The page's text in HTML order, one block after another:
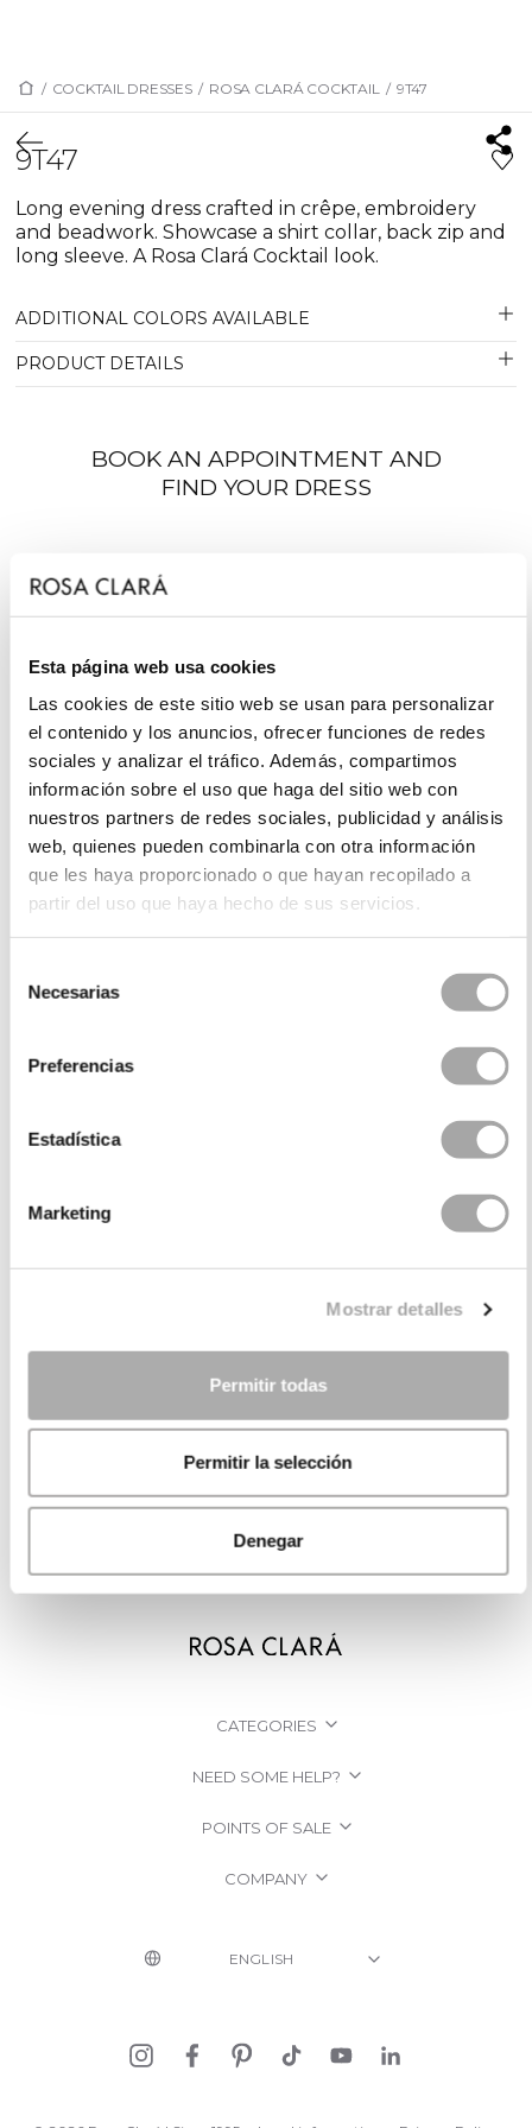
Esta página web usa cookies
Las cookies de este sitio web se usan para personalizar
el contenido y los anuncios, ofrecer funciones de redes
sociales y analizar el tráfico. Además, compartimos
información sobre el uso que haga del sitio web con
nuestros partners de redes sociales, publicidad y análisis
web, quienes pueden combinarla con otra información
que les haya proporcionado o que hayan recopilado a
partir del uso que haya hecho de sus servicios.
Necesarias
Preferencias
Estadística
Marketing
Mostrar detalles
Permitir todas
Permitir la selección
Denegar
/ COCKTAIL DRESSES / ROSA CLARÁ COCKTAIL / 9T47
9T47
Long evening dress crafted in crêpe, embroidery
and beadwork. Showcase a shirt collar, back zip and
long sleeve. A Rosa Clará Cocktail look.
ADDITIONAL COLORS AVAILABLE
PRODUCT DETAILS
BOOK AN APPOINTMENT AND
FIND YOUR DRESS
CATEGORIES
NEED SOME HELP?
POINTS OF SALE
COMPANY